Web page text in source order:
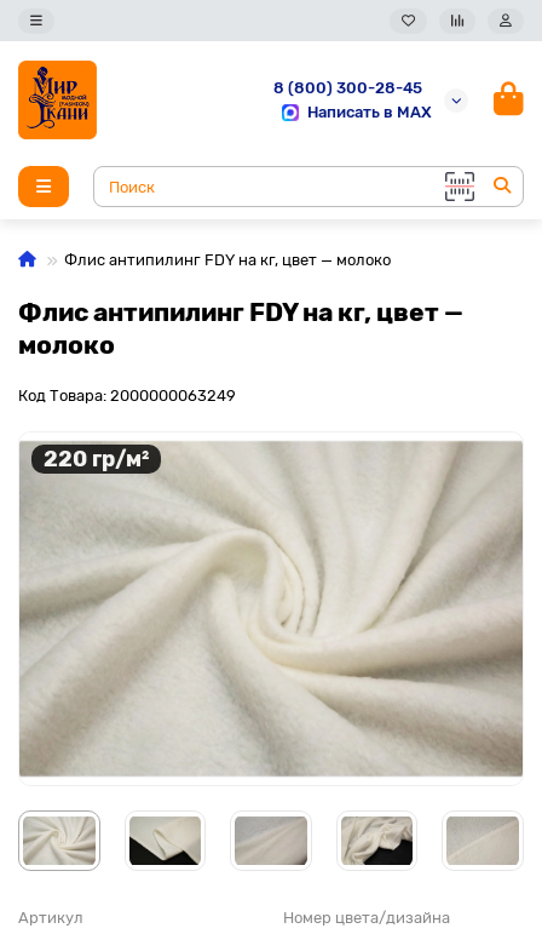
8 (800) 300-28-45
Написать в MAX
Флис антипилинг FDY на кг, цвет — молоко
Флис антипилинг FDY на кг, цвет —
молоко
Код Товара: 2000000063249
220 гр/м²
Артикул Номер цвета/дизайна